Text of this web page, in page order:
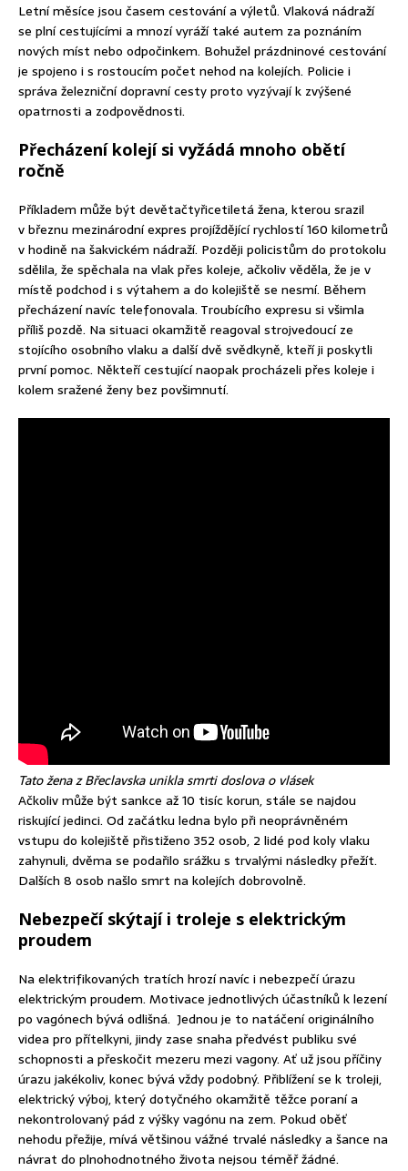
Letní měsíce jsou časem cestování a výletů. Vlaková nádraží
se plní cestujícími a mnozí vyráží také autem za poznáním
nových míst nebo odpočinkem. Bohužel prázdninové cestování
je spojeno i s rostoucím počet nehod na kolejích. Policie i
správa železniční dopravní cesty proto vyzývají k zvýšené
opatrnosti a zodpovědnosti.
Přecházení kolejí si vyžádá mnoho obětí
ročně
Příkladem může být devětačtyřicetiletá žena, kterou srazil
v březnu mezinárodní expres projíždějící rychlostí 160 kilometrů
v hodině na šakvickém nádraží. Později policistům do protokolu
sdělila, že spěchala na vlak přes koleje, ačkoliv věděla, že je v
místě podchod i s výtahem a do kolejiště se nesmí. Během
přecházení navíc telefonovala. Troubícího expresu si všimla
příliš pozdě. Na situaci okamžitě reagoval strojvedoucí ze
stojícího osobního vlaku a další dvě svědkyně, kteří ji poskytli
první pomoc. Někteří cestující naopak procházeli přes koleje i
kolem sražené ženy bez povšimnutí.
Tato žena z Břeclavska unikla smrti doslova o vlásek
Ačkoliv může být sankce až 10 tisíc korun, stále se najdou
riskující jedinci. Od začátku ledna bylo při neoprávněném
vstupu do kolejiště přistiženo 352 osob, 2 lidé pod koly vlaku
zahynuli, dvěma se podařilo srážku s trvalými následky přežít.
Dalších 8 osob našlo smrt na kolejích dobrovolně.
Nebezpečí skýtají i troleje s elektrickým
proudem
Na elektrifikovaných tratích hrozí navíc i nebezpečí úrazu
elektrickým proudem. Motivace jednotlivých účastníků k lezení
po vagónech bývá odlišná. Jednou je to natáčení originálního
videa pro přítelkyni, jindy zase snaha předvést publiku své
schopnosti a přeskočit mezeru mezi vagony. Ať už jsou příčiny
úrazu jakékoliv, konec bývá vždy podobný. Přiblížení se k troleji,
elektrický výboj, který dotyčného okamžitě těžce poraní a
nekontrolovaný pád z výšky vagónu na zem. Pokud oběť
nehodu přežije, mívá většinou vážné trvalé následky a šance na
návrat do plnohodnotného života nejsou téměř žádné.